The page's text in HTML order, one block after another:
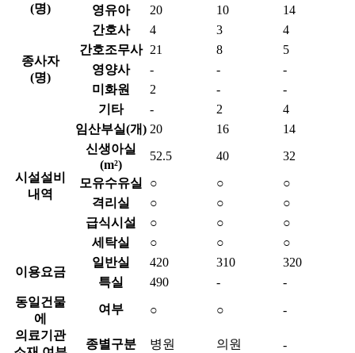
(명)
영유아
20 10 14
종사자
(명)
간호사 4 3
4
간호조무사
21 8
5
영양사
- -
-
미화원
2 -
-
기타
- 2 4
시설설비
내역
임산부실(개) 20 16
14
신생아실
(m²)
52.5 40
32
모유수유실
○ ○
○
격리실
○ ○
○
급식시설
○ ○
○
세탁실
○ ○ ○
이용요금
일반실 420 310
320
특실
490 -
-
동일건물
에
의료기관
여부 ○ ○ -
종별구분 병원 의원 -